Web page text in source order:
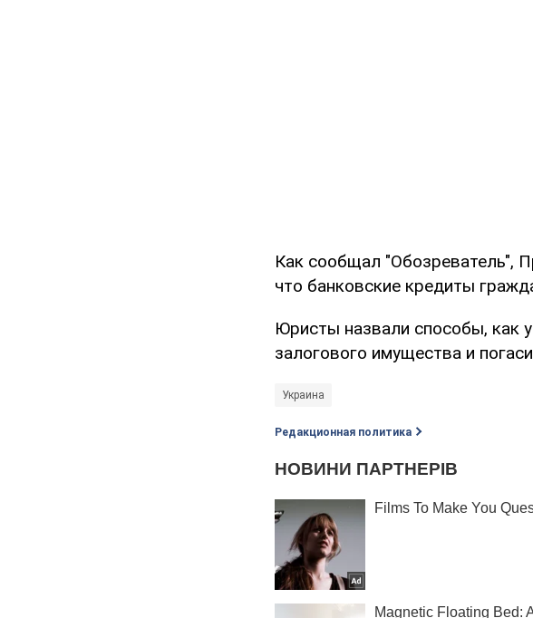
Как сообщал "Обозреватель",
что банковские кредиты
Юристы назвали способы, как
залогового имущества и
Украина
Редакционная политика